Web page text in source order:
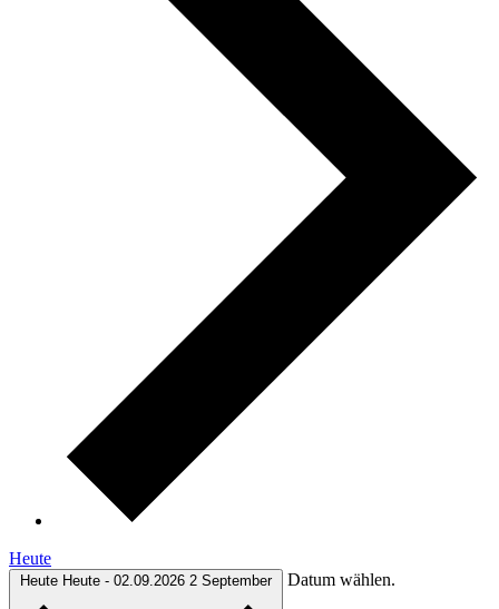
Heute
Heute Heute - 02.09.2026 2 September Datum wählen.